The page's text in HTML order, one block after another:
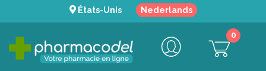
États-Unis Nederlands
0